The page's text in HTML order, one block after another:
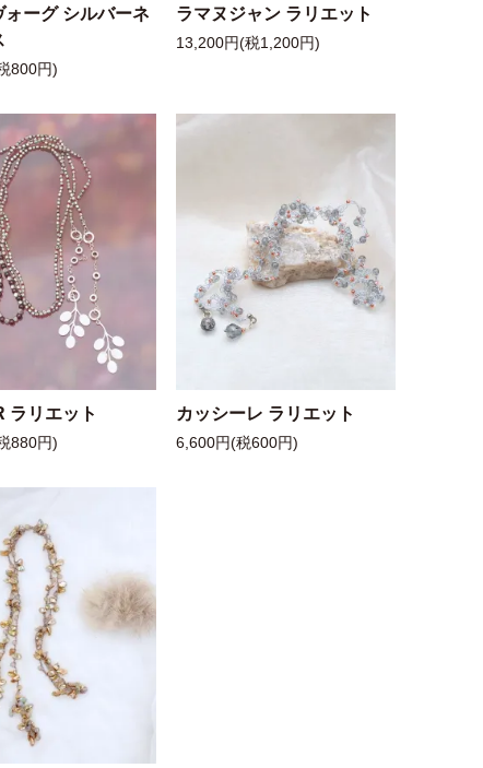
ォーグ シルバーネ
800円)
ラマヌジャン ラリエット
13,200円(税1,200円)
ラリエット
880円)
カッシーレ ラリエット
6,600円(税600円)